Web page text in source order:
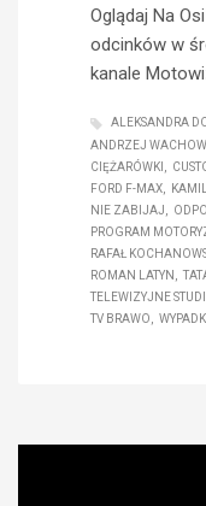
Oglądaj Na
odcinków w
kanale
ALEKSANDRA
ANDRZEJ
CIĘŻARÓWKI
FORD F-MAX
NIE ZABIJAJ
PROGRAM
RAFAŁ
ROMAN LATYN
TELEWIZYJNE
TV BRAWO
WYPADKI